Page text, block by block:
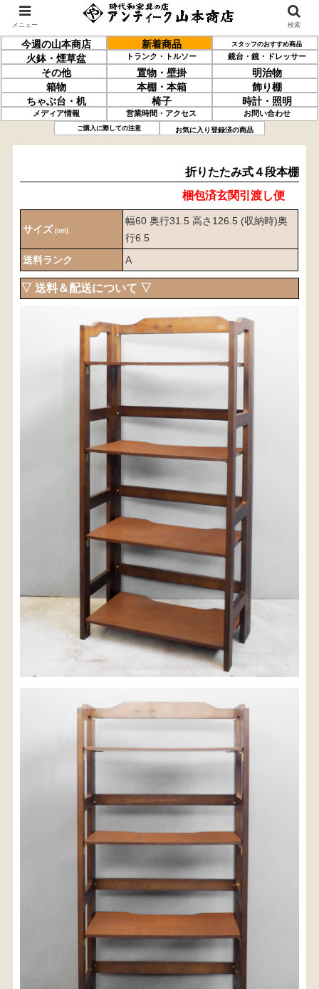
今週の山本商店 新着商品 スタッフのおすすめ商品
火鉢・煙草盆 トランク・トルソー 鏡台・鏡・ドレッサー
その他 置物・壁掛
明治物
箱物
本棚・本箱
飾り棚
ちゃぶ台・机
椅子 時計・照明
メディア情報 営業時間・アクセス お問い合わせ
ご購入に際しての注意 お気に入り登録済の商品
折りたたみ式４段本棚
折りたたみ式４段本棚
梱包済玄関引渡し便
サイズ (cm)
幅60 奥行31.5 高さ126.5 (収納時)奥
行6.5
送料ランク
A
▽ 送料＆配送について ▽
〈送料について〉
・商品代金に送料は含まれておりません。
・送料は、商品のサイズ・発送先地域によって異なり
だくと、自動的に送料が加算されます。
・配送についての詳細は、こちら
【送料を確認する】
お届け先、送料ランクを選択する事で送料が表
示されます。
送料ランク
配送料金(税込)
店舗までお問い合わせ下さい。
03-3468-0853
メニュー 検索